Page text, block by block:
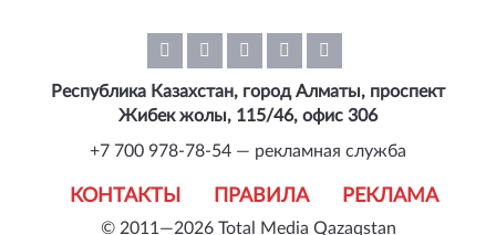
© 2011—2026 Total Media Qazaqstan
КОНТАКТЫ ПРАВИЛА РЕКЛАМА
Республика Казахстан, город Алматы, проспект
Жибек жолы, 115/46, офис 306
+7 700 978-78-54 — рекламная служба